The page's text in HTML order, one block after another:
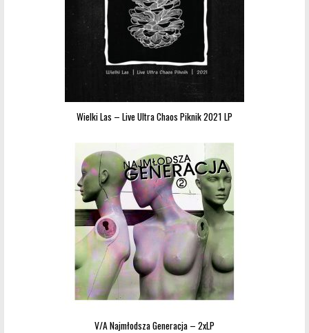
Wielki Las – Live Ultra Chaos Piknik 2021 LP
V/A Najmłodsza Generacja – 2xLP